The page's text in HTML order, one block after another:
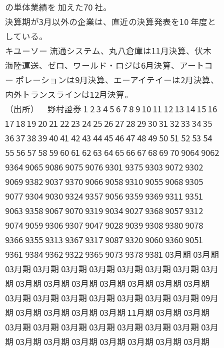
の単体業績を 加えた70 社。
決算期が3月以外の企業は、直近の決算発表を10 年度と
している。
キユーソー 流通システム、丸八倉庫は11月決算、伏木
海陸運送、ゼロ、ワールド・ロジは6月決算、アートコ
ー ポレーションは9月決算、エーアイテイーは2月決算、
内外トランスラインは12月決算。
（出所） 野村證券 1 2 3 4 5 6 7 8 9 10 11 12 13 14 15 16
17 18 19 20 21 22 23 24 25 26 27 28 29 30 31 32 33 34 35
36 37 38 39 40 41 42 43 44 45 46 47 48 49 50 51 52 53 54
55 56 57 58 59 60 61 62 63 64 65 66 67 68 69 70 9064 9062
9364 9065 9086 9075 9076 9301 9375 9303 9072 9302
9069 9382 9037 9370 9066 9058 9310 9055 9068 9305
9077 9304 9030 9324 9357 9056 9359 9369 9311 9351
9063 9358 9067 9070 9319 9034 9027 9368 9057 9312
9074 9059 9306 9307 9047 9028 9039 9308 9380 9078
9366 9355 9313 9367 9317 9087 9320 9060 9360 9051
9361 9384 9362 9322 9365 9073 9378 9381 03月期 03月期
03月期 03月期 03月期 03月期 03月期 03月期 03月期 03月
期 03月期 03月期 03月期 03月期 03月期 03月期 03月期
03月期 03月期 03月期 03月期 03月期 03月期 03月期 09月
期 03月期 03月期 03月期 03月期 11月期 03月期 03月期
03月期 03月期 03月期 03月期 03月期 03月期 03月期 03月
期 03月期 03月期 03月期 03月期 03月期 03月期 03月期